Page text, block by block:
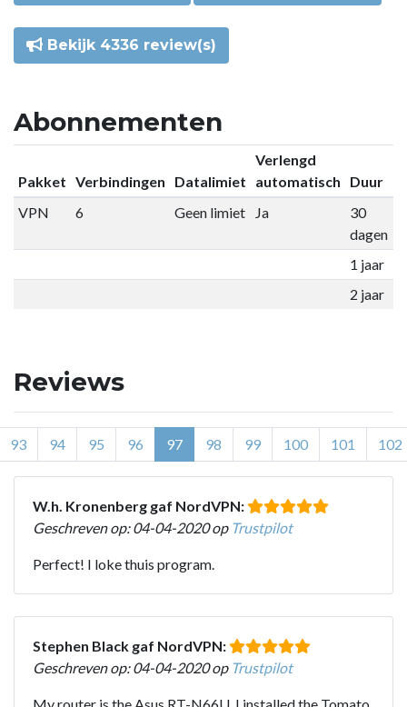
Bekijk 4336 review(s)
Abonnementen
Pakket Verbindingen Datalimiet
Verlengd
automatisch
Duur
VPN
6 Geen limiet Ja
30
dagen
1 jaar
2 jaar
Reviews
93 94 95 96 97 98 99 100 101 102
W.h. Kronenberg gaf NordVPN:
Geschreven op: 04-04-2020 op Trustpilot
Perfect! I loke thuis program.
Stephen Black gaf NordVPN:
Geschreven op: 04-04-2020 op Trustpilot
My router is the Asus RT-N66U. I installed the Tomato